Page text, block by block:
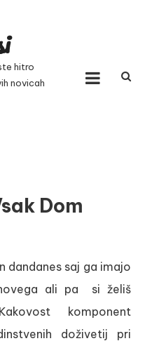
hitro
novicah
Dom
dandanes saj ga imajo
ali pa si želiš
komponent
doživetij pri